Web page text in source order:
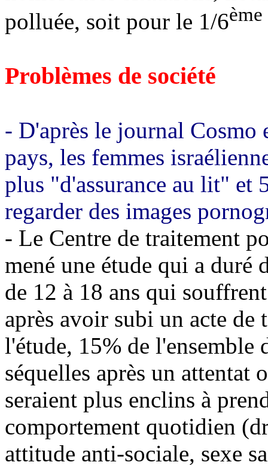
polluée, soit pour le 1/6ème
Problèmes de société
- D'après le journal Cosmo
pays, les femmes
plus "d'assurance au lit" et
regarder des images
- Le Centre de traitement
mené une étude qui a duré
de 12 à 18 ans qui
après avoir subi un acte de
l'étude, 15% de l'ensemble
séquelles après un attentat
seraient plus enclins à
comportement quotidien
attitude anti-sociale, sexe